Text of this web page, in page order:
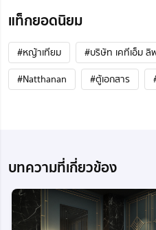
แท็กยอดนิยม
#หญ้าเทียม
#บริษัท เคทีเอ็ม
#Natthanan
#ตู้เอกสาร
บทความที่เกี่ยวข้อง